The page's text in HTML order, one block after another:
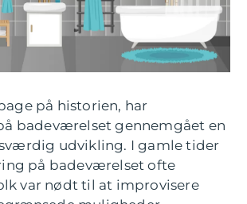
på historien, har
badeværelset gennemgået en
udvikling. I gamle tider
på badeværelset ofte
var nødt til at improvisere